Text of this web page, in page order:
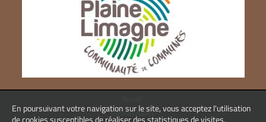
En poursuivant votre navigation sur le site, vous acceptez l'utilisation
de cookies susceptibles de réaliser des statistiques de visites.
Marchés publics